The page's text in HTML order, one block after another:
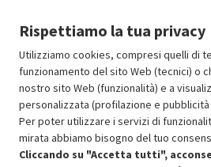
Aggiungi al
SCONTO
Approfitta dello sconto del 30% sul
Rispettiamo la tua privacy
Utilizziamo cookies, compresi quelli di
funzionamento del sito Web (tecnici) o
nostro sito Web (funzionalità) e a
personalizzata (profilazione e pubblicità
Per poter utilizzare i servizi di
mirata abbiamo bisogno del tuo
Cliccando su "Accetta tutti",